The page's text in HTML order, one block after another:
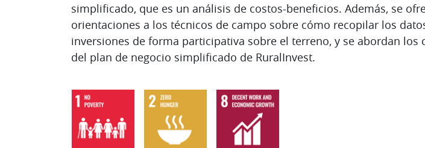
simplificado, que es un análisis de costos-beneficios. Además, se
orientaciones a los técnicos de campo sobre cómo recopilar los
inversiones de forma participativa sobre el terreno, y se abordan los
del plan de negocio simplificado de RuralInvest.